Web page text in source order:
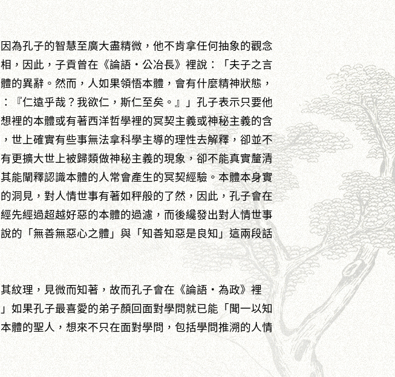
為孔子的智慧至廣大盡精微，他不肯拿任何抽象的觀念
，因此，子貢曾在《論語‧公冶長》裡說：「夫子之言
的異辭。然而，人如果領悟本體，會有什麼精神狀態，
『仁遠乎哉？我欲仁，斯仁至矣。』」孔子表示只要他
裡的本體或有著西洋哲學裡的冥契主義或神秘主義的含
世上確實有些事無法拿科學主導的理性去解釋，卻並不
更擴大世上被歸類做神秘主義的現象，卻不能真實釐清
能闡釋認識本體的人常會產生的冥契經驗。本體本身實
洞見，對人情世事有著如秤般的了然，因此，孔子會在
先經過超越好惡的本體的過濾，而後纔發出對人情世事
的「無善無惡心之體」與「知善知惡是良知」這兩段話
紋理，見微而知著，故而孔子會在《論語‧為政》裡
如果孔子最喜愛的弟子顏回面對學問就已能「聞一以知
體的聖人，想來不只在面對學問，包括學問推溯的人情